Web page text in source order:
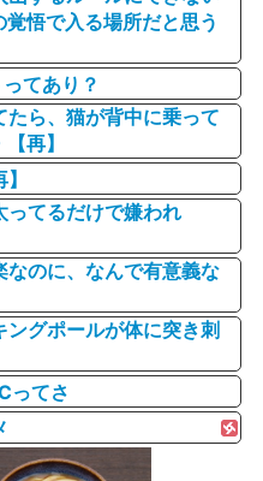
悟で入る場所だと思う
てあり？
ら、猫が背中に乗って
再】
ってるだけで嫌われ
のに、なんで有意義な
ングポールが体に突き刺
ってさ